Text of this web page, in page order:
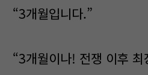
“3개월입니다.”
“3개월이나! 전쟁 이후